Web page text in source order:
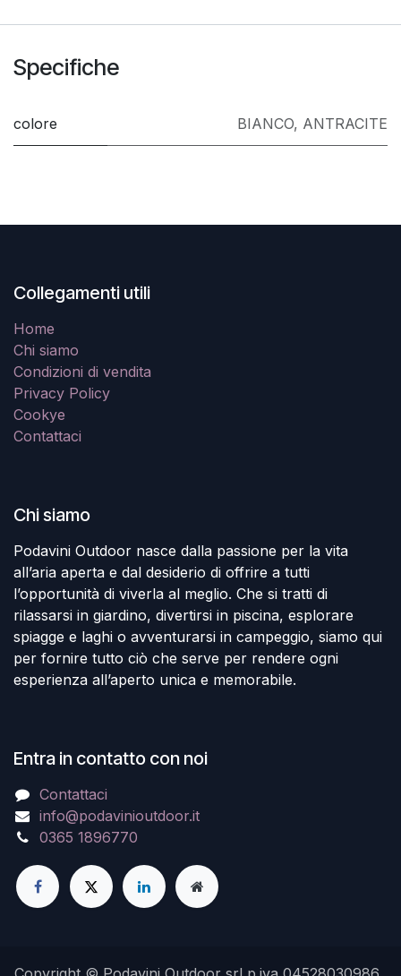
Specifiche
colore BIANCO, ANTRACITE
Collegamenti utili
Home
Chi siamo
Condizioni di vendita
Privacy Policy
Cookye
Contattaci
Chi siamo
Podavini Outdoor nasce dalla passione per la vita
all’aria aperta e dal desiderio di offrire a tutti
l’opportunità di viverla al meglio. Che si tratti di
rilassarsi in giardino, divertirsi in piscina, esplorare
spiagge e laghi o avventurarsi in campeggio, siamo qui
per fornire tutto ciò che serve per rendere ogni
esperienza all’aperto unica e memorabile.
Entra in contatto con noi
Contattaci
info@podavinioutdoor.it
0365 1896770